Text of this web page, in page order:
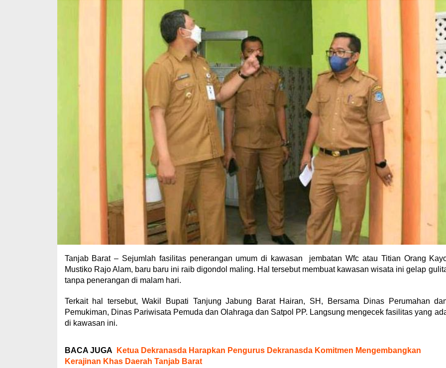
Tanjab Barat – Sejumlah fasilitas penerangan umum di kawasan jembatan Wfc atau Titian Orang
Mustiko Rajo Alam, baru baru ini raib digondol maling. Hal tersebut membuat kawasan wisata ini gelap
tanpa penerangan di malam hari.
Terkait hal tersebut, Wakil Bupati Tanjung Jabung Barat Hairan, SH, Bersama Dinas Perumahan
Pemukiman, Dinas Pariwisata Pemuda dan Olahraga dan Satpol PP. Langsung mengecek fasilitas yang
di kawasan ini.
BACA JUGA
Ketua Dekranasda Harapkan Pengurus Dekranasda Komitmen Mengembangkan
Kerajinan Khas Daerah Tanjab Barat